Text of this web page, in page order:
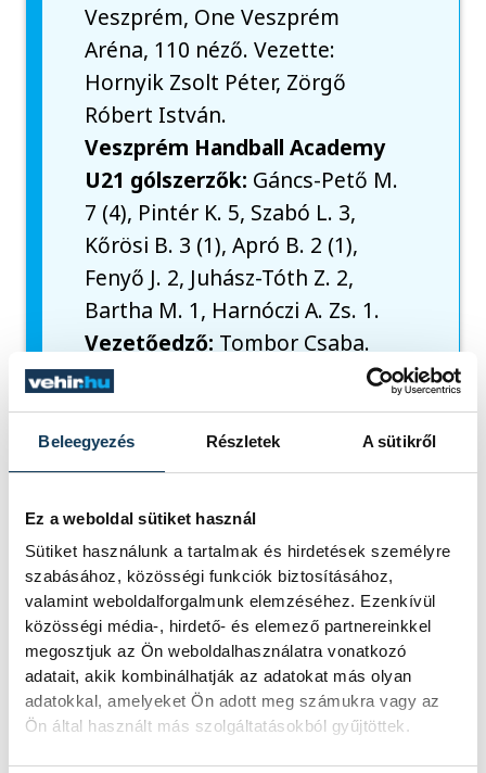
Beleegyezés Részletek A sütikről
Ez a weboldal sütiket használ
Sütiket használunk a tartalmak és hirdetések személyre
szabásához, közösségi funkciók biztosításához,
valamint weboldalforgalmunk elemzéséhez. Ezenkívül
közösségi média-, hirdető- és elemező partnereinkkel
megosztjuk az Ön weboldalhasználatra vonatkozó
adatait, akik kombinálhatják az adatokat más olyan
adatokkal, amelyeket Ön adott meg számukra vagy az
Ön által használt más szolgáltatásokból gyűjtöttek.
Veszprém, One Veszprém
Aréna, 110 néző. Vezette:
Hornyik Zsolt Péter, Zörgő
Róbert István.
Veszprém Handball Academy
U21 gólszerzők: Gáncs-Pető M.
7 (4), Pintér K. 5, Szabó L. 3,
Kőrösi B. 3 (1), Apró B. 2 (1),
Fenyő J. 2, Juhász-Tóth Z. 2,
Bartha M. 1, Harnóczi A. Zs. 1.
Vezetőedző: Tombor Csaba.
Eger gólszerzők:
Spekhardt G.
5, Nkousa D. L. 5 (1), Katona A. 4
(2), Sikler K. B. 3, Fercsik D. 3,
Bodnár Á. 2, Dörnyei B. 2,
Török-Vida Zs. 2.
Vezetőedző: Padla József.
sport kézilabda
Veszprémi KKFT
Veszprém Handball Academy